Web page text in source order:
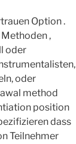
Option .
,
oder
oder
method
position
dass
Teilnehmer